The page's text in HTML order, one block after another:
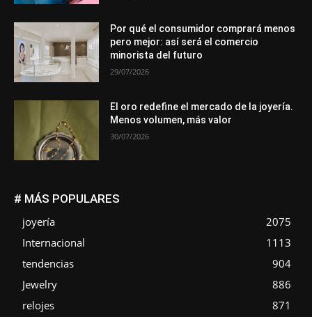
Por qué el consumidor comprará menos
pero mejor: así será el comercio
minorista del futuro
29/07/2026
El oro redefine el mercado de la joyería.
Menos volumen, más valor
30/07/2026
# MÁS POPULARES
joyería
2075
Internacional
1113
tendencias
904
Jewelry
886
relojes
871